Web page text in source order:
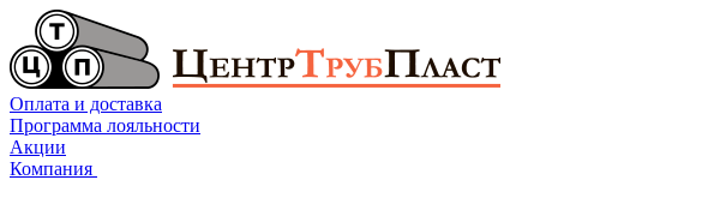
Оплата и доставка
Программа лояльности
Акции
Компания